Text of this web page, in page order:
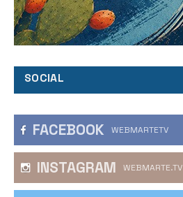
SOCIAL
FACEBOOK WEBMARTETV
INSTAGRAM WEBMARTE.TV